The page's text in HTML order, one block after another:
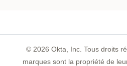
© 2026 Okta, Inc. Tous droits
marques sont la propriété de